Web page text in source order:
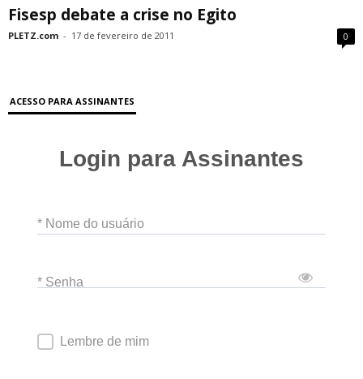
Fisesp debate a crise no Egito
PLETZ.com - 17 de fevereiro de 2011 0
ACESSO PARA ASSINANTES
Login para Assinantes
* Nome do usuário
* Senha
Lembre de mim